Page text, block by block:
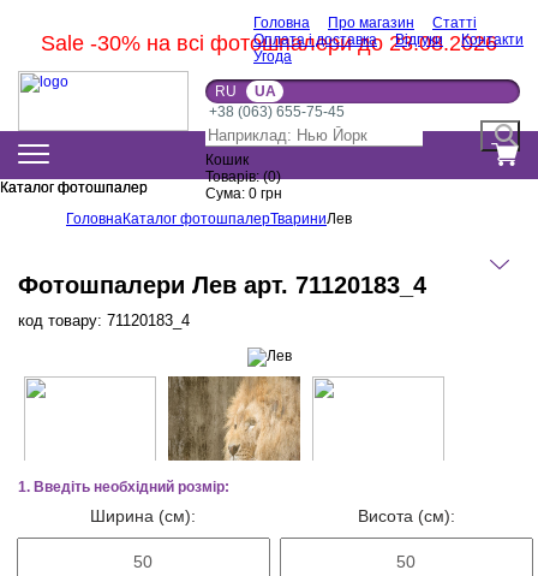
Sale -30% на всі фотошпалери до 23.08.2026
Головна Про магазин
Статті
Оплата і доставка
Відгуки
Контакти
Угода
RU
UA
+38 (063) 655-75-45
Кошик
Товарів:(0)
Сума: 0 грн
Каталог фотошпалер
Каталог фотошпалер
ГоловнаКаталог фотошпалерТвариниЛев
Фотошпалери Лев арт. 71120183_4
код товару: 71120183_4
1. Введіть необхідний розмір:
Ширина (см): Висота (см):